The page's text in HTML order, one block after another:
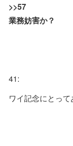
>>57
業務妨害か？
41:
ワイ記念にとっ